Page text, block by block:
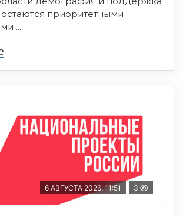
приоритетными
...
6 АВГУСТА 2026, 11:51 3